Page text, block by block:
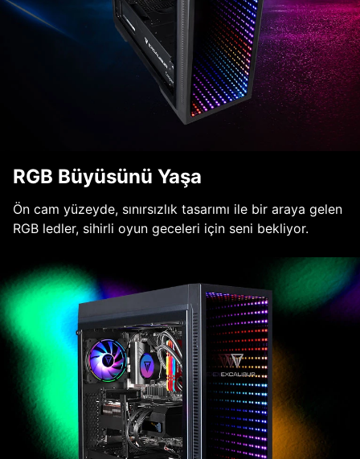
RGB Büyüsünü Yaşa
Ön cam yüzeyde, sınırsızlık tasarımı ile bir araya gelen
RGB ledler, sihirli oyun geceleri için seni bekliyor.